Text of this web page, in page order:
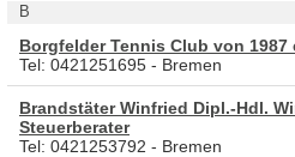
B
Borgfelder Tennis Club von 1987
Tel: 0421251695 - Bremen
Brandstäter Winfried Dipl.-Hdl.
Steuerberater
Tel: 0421253792 - Bremen